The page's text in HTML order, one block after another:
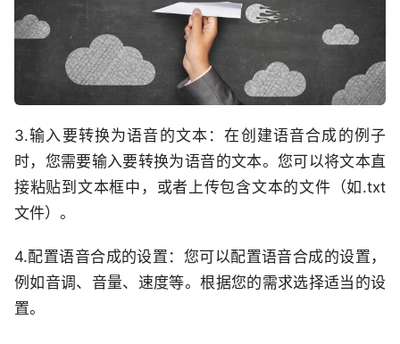
3.输入要转换为语音的文本：在创建语音合成的例子
时，您需要输入要转换为语音的文本。您可以将文本直
接粘贴到文本框中，或者上传包含文本的文件（如.txt
文件）。
4.配置语音合成的设置：您可以配置语音合成的设置，
例如音调、音量、速度等。根据您的需求选择适当的设
置。